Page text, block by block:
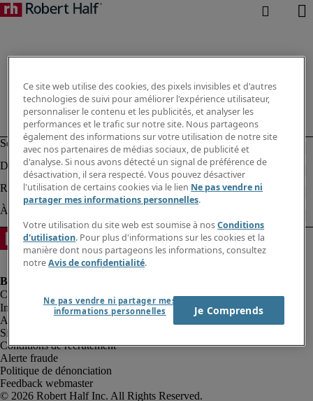
Informations sur la société
Avis de confidentialité
Site web et cookies
Conditions de recrutement
Alerte fraude
Politique de dénonciation
Feedback webmaster
Ce site web utilise des cookies, des pixels invisibles et d'autres
technologies de suivi pour améliorer l'expérience utilisateur,
personnaliser le contenu et les publicités, et analyser les
performances et le trafic sur notre site. Nous partageons
également des informations sur votre utilisation de notre site
avec nos partenaires de médias sociaux, de publicité et
d'analyse. Si nous avons détecté un signal de préférence de
désactivation, il sera respecté. Vous pouvez désactiver
l'utilisation de certains cookies via le lien Ne pas vendre ni
partager mes informations personnelles.
Votre utilisation du site web est soumise à nosConditions
d'utilisation. Pour plus d'informations sur les cookies et la
manière dont nous partageons les informations, consultez
notreAvis de confidentialité.
Ne pas vendre ni partager mes
informations personnelles
Je Comprends